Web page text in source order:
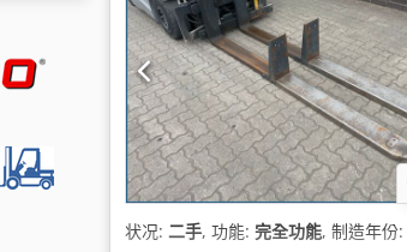
状况: 二手, 功能: 完全功能, 制造年份: